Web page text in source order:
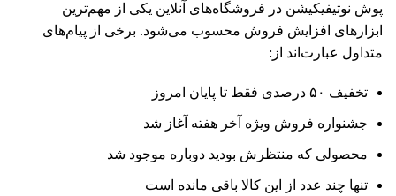
پوش نوتیفیکیشن در فروشگاه‌های آنلاین یکی از مهم‌ترین
ابزارهای افزایش فروش محسوب می‌شود. برخی از پیام‌های
متداول عبارت‌اند از:
تخفیف ۵۰ درصدی فقط تا پایان امروز
جشنواره فروش ویژه آخر هفته آغاز شد
محصولی که منتظرش بودید دوباره موجود شد
تنها چند عدد از این کالا باقی مانده است